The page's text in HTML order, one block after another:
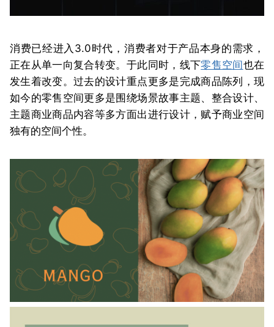
消费已经进入3.0时代，消费者对于产品本身的需求，
正在从单一向复合转变。于此同时，线下零售空间也在
发生着改变。过去的设计重点更多是完成商品陈列，现
如今的零售空间更多是围绕场景故事主题、整合设计、
主题商业商品内容等多方面出进行设计，赋予商业空间
独有的空间个性。